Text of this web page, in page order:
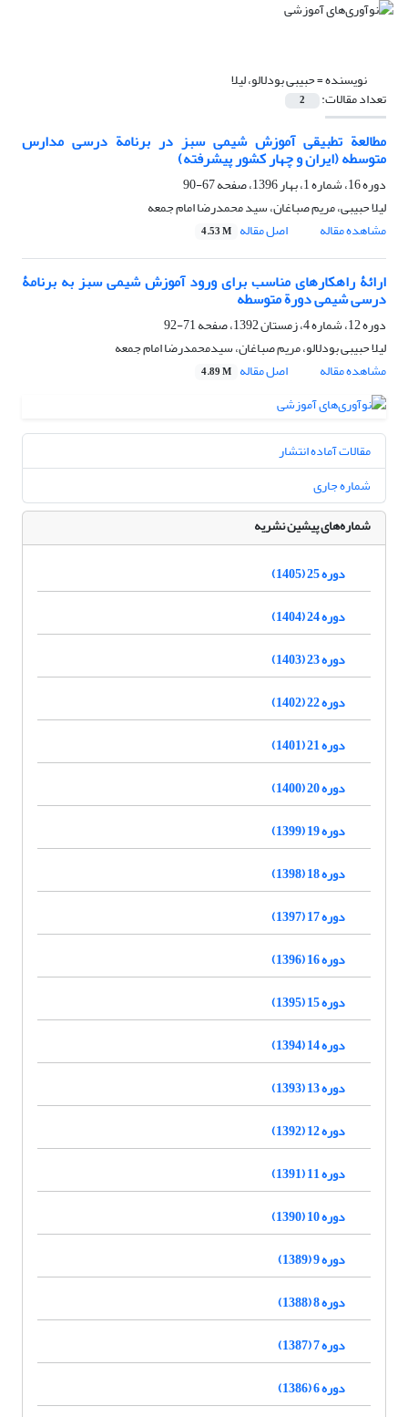
نویسنده =حبیبی بودلالو، لیلا
تعداد مقالات: 2
مطالعة تطبیقی آموزش شیمی سبز در برنامة درسی مدارس
متوسطه (ایران و چهار کشور پیشرفته)
دوره 16، شماره 1، بهار 1396، صفحه
67-90
لیلا حبیبی، مریم صباغان، سید محمدرضا امام جمعه
مشاهده مقاله
اصل مقاله 4.53 M
ارائۀ راهکارهای مناسب برای ورود آموزش شیمی سبز به برنامۀ
درسی شیمی دورة متوسطه
دوره 12، شماره 4، زمستان 1392، صفحه
71-92
لیلا حبیبی بودلالو، مریم صباغان، سیدمحمدرضا امام جمعه
مشاهده مقاله
اصل مقاله 4.89 M
مقالات آماده انتشار
شماره جاری
شماره‌های پیشین نشریه
دوره 25 (1405)
دوره 24 (1404)
دوره 23 (1403)
دوره 22 (1402)
دوره 21 (1401)
دوره 20 (1400)
دوره 19 (1399)
دوره 18 (1398)
دوره 17 (1397)
دوره 16 (1396)
دوره 15 (1395)
دوره 14 (1394)
دوره 13 (1393)
دوره 12 (1392)
دوره 11 (1391)
دوره 10 (1390)
دوره 9 (1389)
دوره 8 (1388)
دوره 7 (1387)
دوره 6 (1386)